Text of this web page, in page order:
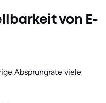
von E-
Absprungrate viele